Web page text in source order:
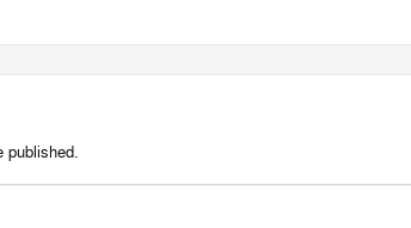
published.